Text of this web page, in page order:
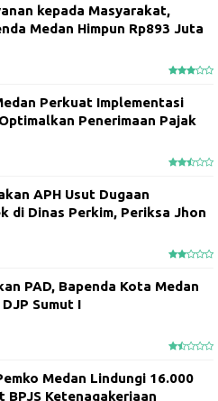
kepada Masyarakat,
Medan Himpun Rp893 Juta
Perkuat Implementasi
Penerimaan Pajak
APH Usut Dugaan
di Dinas Perkim, Periksa Jhon
PAD, Bapenda Kota Medan
Sumut I
Medan Lindungi 16.000
BPJS Ketenagakerjaan